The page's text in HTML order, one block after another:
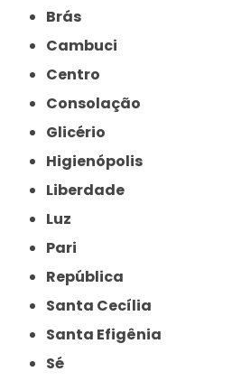
Brás
Cambuci
Centro
Consolação
Glicério
Higienópolis
Liberdade
Luz
Pari
República
Santa Cecília
Santa Efigênia
Sé